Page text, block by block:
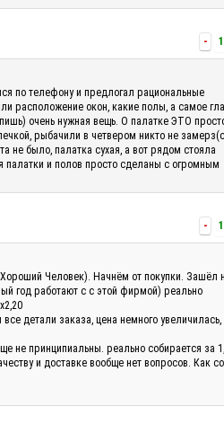
-
по телефону и предлогал рациональные
расположение окон, какие полы, а самое
очень нужная вещь. О палатке ЭТО
рыбачили в четвером никто не
не было, палатка сухая, а вот рядом стояла
палатки и полов просто сделаны с огромным
-
Хороший Человек). Начнём от покупки. Зашёл
год работают с с этой фирмой) реально
детали заказа, цена немного увеличилась,
не принципиальны. реально собирается за
и доставке вообще нет вопросов. Как